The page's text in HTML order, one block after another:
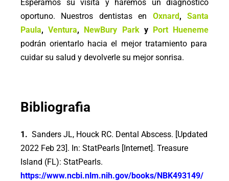
Esperamos su visita y haremos un diagnóstico
oportuno. Nuestros dentistas en Oxnard, Santa
Paula, Ventura, NewBury ParkyPort Hueneme
podrán orientarlo hacia el mejor tratamiento para
cuidar su salud y devolverle su mejor sonrisa.
Bibliografia
1. Sanders JL, Houck RC. Dental Abscess. [Updated
2022 Feb 23]. In: StatPearls [Internet]. Treasure
Island (FL): StatPearls.
https://www.ncbi.nlm.nih.gov/books/NBK493149/